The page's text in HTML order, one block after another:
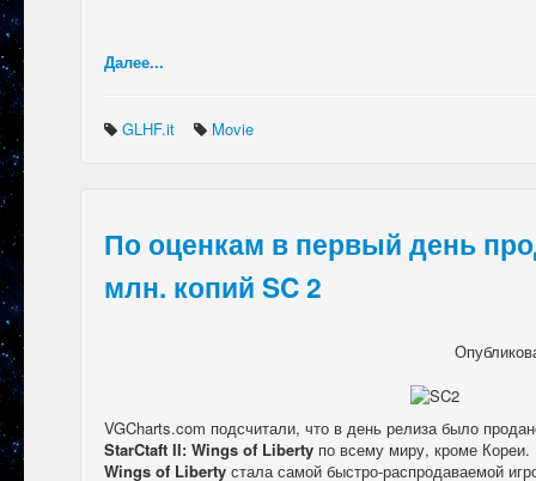
Далее...
GLHF.it Movie
По оценкам в первый день
млн. копий SC 2
VGCharts.com подсчитали, что в день релиза было
StarCtaft II: Wings of Liberty по всему миру, кроме
Wings of Liberty стала самой быстро-распродаваемой